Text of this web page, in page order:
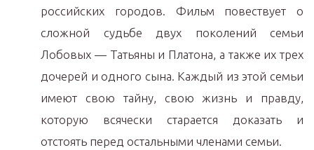
российских городов. Фильм повествует о
сложной судьбе двух поколений семьи
Лобовых — Татьяны и Платона, а также их трех
дочерей и одного сына. Каждый из этой семьи
имеют свою тайну, свою жизнь и правду,
которую всячески старается доказать и
отстоять перед остальными членами семьи.